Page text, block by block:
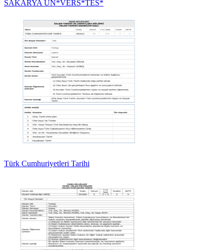
SAKARYA ÜN*VERS*TES*
Türk Cumhuriyetleri Tarihi